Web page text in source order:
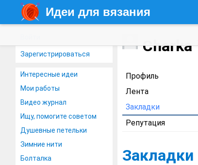
Идеи для вязания
Зарегистрироваться
Интересные идеи
Мои работы
Видео журнал
Ищу, помогите советом
Душевные петельки
Зимние нити
Болталка
Charka
Профиль
Лента
Закладки
Репутация
Закладки